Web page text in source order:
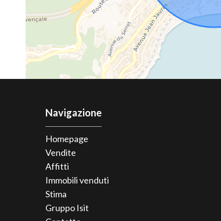
Navigazione
Homepage
Vendite
Affitti
Immobili venduti
Stima
Gruppo Isit